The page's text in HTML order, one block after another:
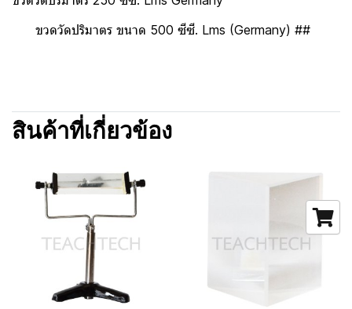
ขวดวัดปริมาตร ขนาด 500 ซีซี. Lms (Germany) ##
สินค้าที่เกี่ยวข้อง